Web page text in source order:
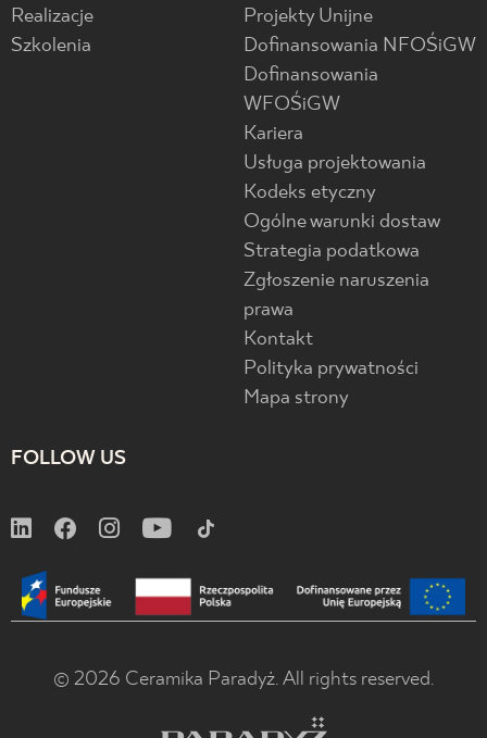
Realizacje
Szkolenia
Projekty Unijne
Dofinansowania NFOŚiGW
Dofinansowania
WFOŚiGW
Kariera
Usługa projektowania
Kodeks etyczny
Ogólne warunki dostaw
Strategia podatkowa
Zgłoszenie naruszenia
prawa
Kontakt
Polityka prywatności
Mapa strony
FOLLOW US
© 2026 Ceramika Paradyż. All rights reserved.